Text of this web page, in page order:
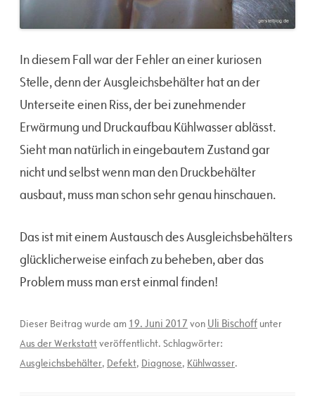
In diesem Fall war der Fehler an einer kuriosen
Stelle, denn der Ausgleichsbehälter hat an der
Unterseite einen Riss, der bei zunehmender
Erwärmung und Druckaufbau Kühlwasser ablässt.
Sieht man natürlich in eingebautem Zustand gar
nicht und selbst wenn man den Druckbehälter
ausbaut, muss man schon sehr genau hinschauen.
Das ist mit einem Austausch des Ausgleichsbehälters
glücklicherweise einfach zu beheben, aber das
Problem muss man erst einmal finden!
Dieser Beitrag wurde am 19. Juni 2017 von Uli Bischoffunter
Aus der Werkstattveröffentlicht. Schlagwörter:
Ausgleichsbehälter, Defekt, Diagnose, Kühlwasser.